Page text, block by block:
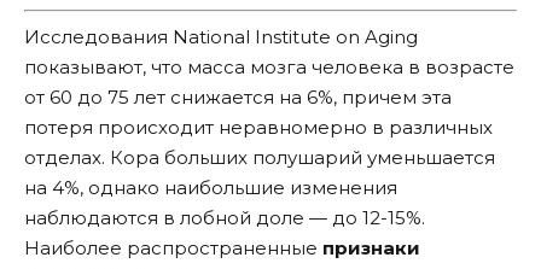
Исследования National Institute on Aging
показывают, что масса мозга человека в возрасте
от 60 до 75 лет снижается на 6%, причем эта
потеря происходит неравномерно в различных
отделах. Кора больших полушарий уменьшается
на 4%, однако наибольшие изменения
наблюдаются в лобной доле — до 12-15%.
Наиболее распространенные признаки